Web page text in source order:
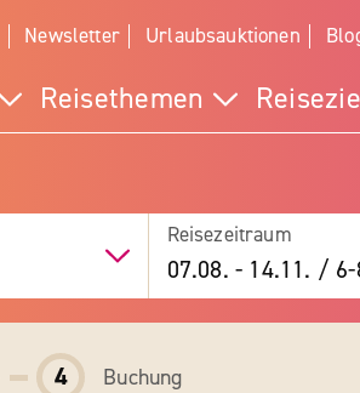
Newsletter Urlaubsauktionen
Reisethemen
Reisezeitraum
07.08. - 14.11. /
4 Buchung